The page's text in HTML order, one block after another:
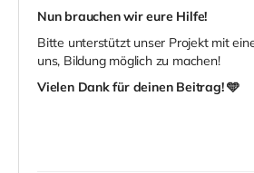
Nun brauchen wir eure Hilfe!
Bitte unterstützt unser Projekt mit
uns, Bildung möglich zu machen!
Vielen Dank für deinen Beitrag! 🩵